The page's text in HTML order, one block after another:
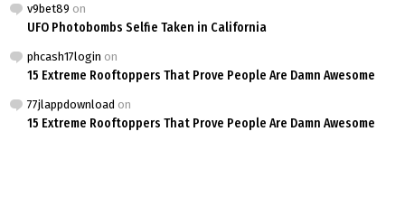
v9bet89 on
UFO Photobombs Selfie Taken in California
phcash17login on
15 Extreme Rooftoppers That Prove People Are Damn Awesome
77jlappdownload on
15 Extreme Rooftoppers That Prove People Are Damn Awesome